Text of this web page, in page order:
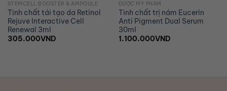
STEMCELL BOOSTER & AMPOULE
Tinh chất tái tạo da Retinol
Rejuve Interactive Cell
Renewal 3ml
305.000VND
DƯỢC MỸ PHẨM
Tinh chất trị nám Eucerin
Anti Pigment Dual Serum
30ml
1.100.000VND